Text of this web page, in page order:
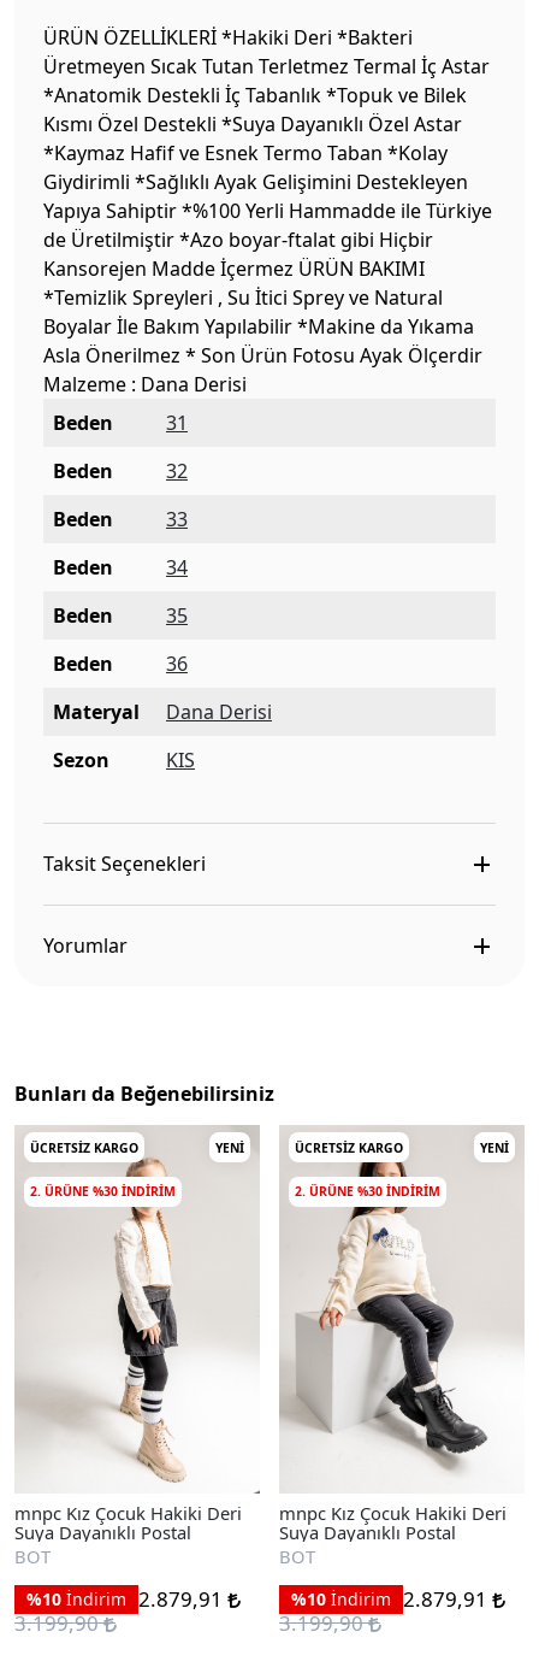
ÜRÜN ÖZELLİKLERİ *Hakiki Deri *Bakteri
Üretmeyen Sıcak Tutan Terletmez Termal İç Astar
*Anatomik Destekli İç Tabanlık *Topuk ve Bilek
Kısmı Özel Destekli *Suya Dayanıklı Özel Astar
*Kaymaz Hafif ve Esnek Termo Taban *Kolay
Giydirimli *Sağlıklı Ayak Gelişimini Destekleyen
Yapıya Sahiptir *%100 Yerli Hammadde ile Türkiye
de Üretilmiştir *Azo boyar-ftalat gibi Hiçbir
Kansorejen Madde İçermez ÜRÜN BAKIMI
*Temizlik Spreyleri , Su İtici Sprey ve Natural
Boyalar İle Bakım Yapılabilir *Makine da Yıkama
Asla Önerilmez * Son Ürün Fotosu Ayak Ölçerdir
Malzeme : Dana Derisi
Beden
31
Beden
32
Beden
33
Beden
34
Beden
35
Beden
36
Materyal
Dana Derisi
Sezon
KIS
Taksit Seçenekleri
Yorumlar
Bunları da Beğenebilirsiniz
ÜCRETSIZ KARGO YENI
2. ÜRÜNE %30 INDIRIM
mnpc Kız Çocuk Hakiki Deri
Suya Dayanıklı Postal
BOT
%10 İndirim 2.879,91
3.199,90
ÜCRETSIZ KARGO YENI
2. ÜRÜNE %30 INDIRIM
mnpc Kız Çocuk Hakiki Deri
Suya Dayanıklı Postal
BOT
%10 İndirim 2.879,91
3.199,90